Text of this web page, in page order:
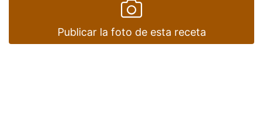
Publicar la foto de esta receta